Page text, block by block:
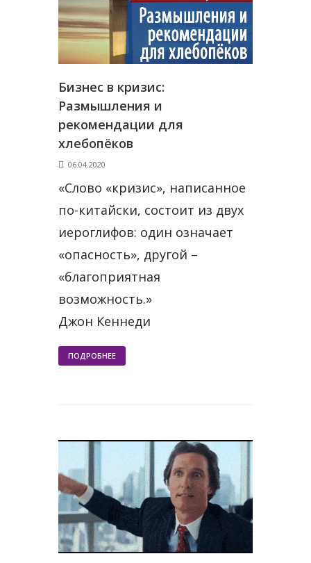
Бизнес в кризис:
Размышления и
рекомендации для
хлебопёков
06.04.2020
«Слово «кризис», написанное
по-китайски, состоит из двух
иероглифов: один означает
«опасность», другой –
«благоприятная
возможность.»
Джон Кеннеди
ПОДРОБНЕЕ